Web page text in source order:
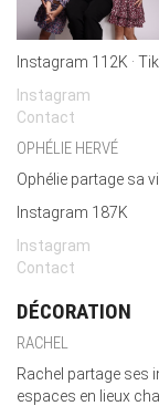
Instagram 112K ·
Instagram
Contact
OPHÉLIE HERVÉ
Ophélie partage sa
Instagram 187K
Instagram
Contact
DÉCORATION
RACHEL
Rachel partage
espaces en lieux